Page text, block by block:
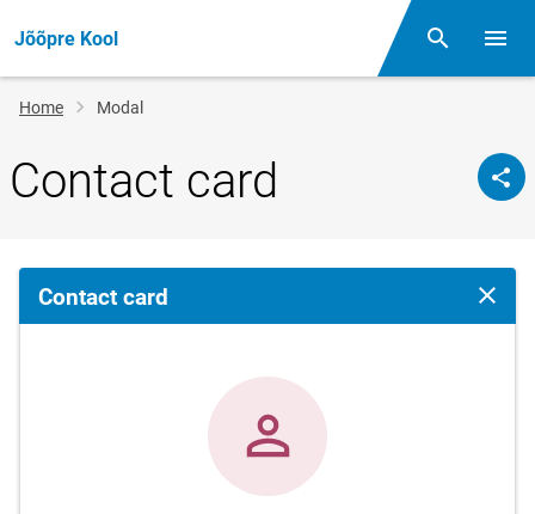
Jõõpre Kool Otsing
Breadcrumb
Home Modal
Contact card
Contact card Close